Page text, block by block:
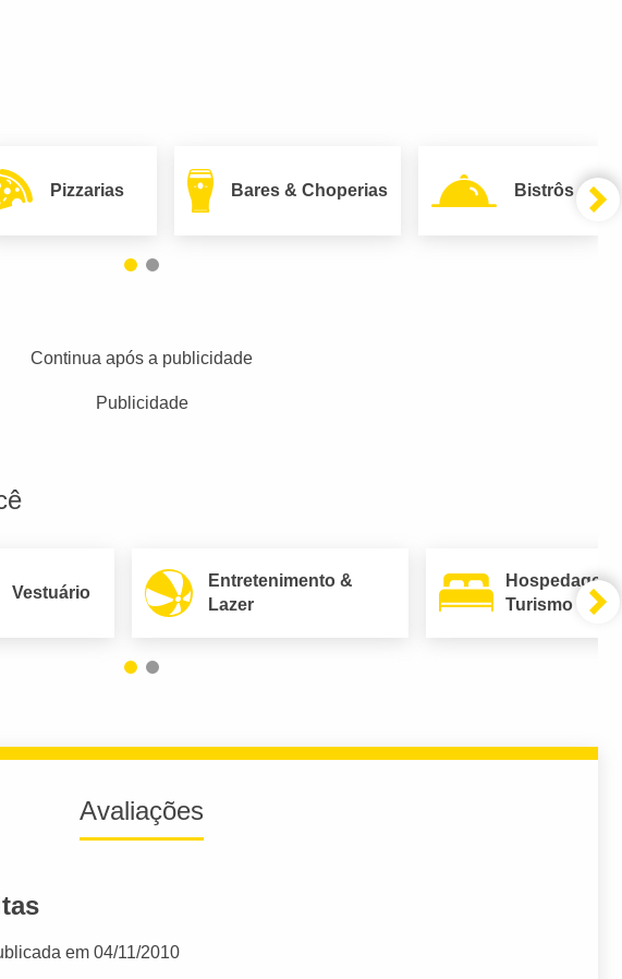
Pizzarias Bares & Choperias Bistrôs
Continua após a publicidade
Publicidade
Vestuário
Entretenimento &
Lazer
Hospedagem
Turismo
Avaliações
em 04/11/2010